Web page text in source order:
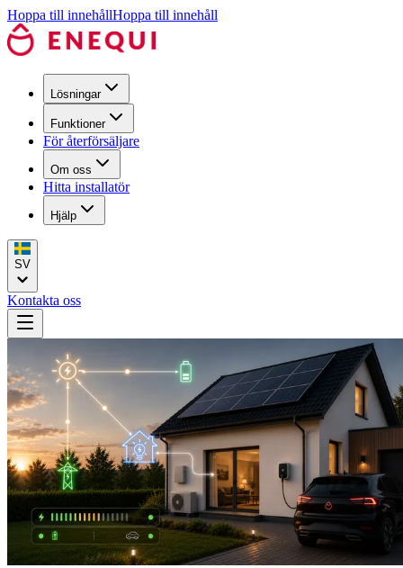
Hoppa till innehållHoppa till innehåll
Lösningar
Funktioner
För återförsäljare
Om oss
Hitta installatör
Hjälp
SV
Kontakta oss